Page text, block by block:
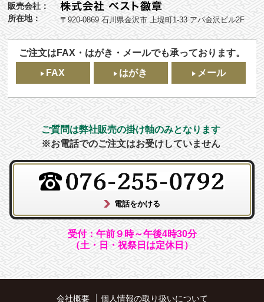
販売会社：
所在地：
〒920-0869 石川県金沢市 上堤町1-33 アパ金沢ビル2F
ご注文はFAX・はがき・メールでも承っております。
FAX
はがき メール
ご質問は弊社販売の掛け軸のみとなります
※お電話でのご注文はお受けしていません
受付：午前９時～午後4時30分
（土・日・祝祭日は定休日）
会社概要 個人情報の取り扱いについて